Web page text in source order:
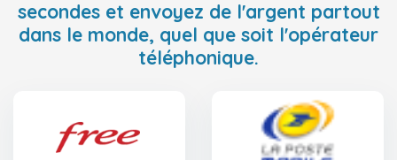
secondes et envoyez de l'argent partout
dans le monde, quel que soit l'opérateur
téléphonique.